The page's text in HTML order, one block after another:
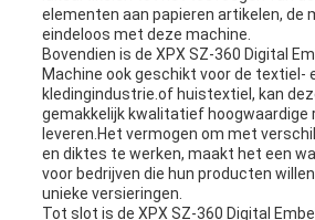
elementen aan papieren artikelen, de
eindeloos met deze machine.
Bovendien is de XPX SZ-360 Digital
Machine ook geschikt voor de textiel-
kledingindustrie.of huistextiel, kan
gemakkelijk kwalitatief hoogwaardige
leveren.Het vermogen om met
en diktes te werken, maakt het een
voor bedrijven die hun producten
unieke versieringen.
Tot slot is de XPX SZ-360 Digital